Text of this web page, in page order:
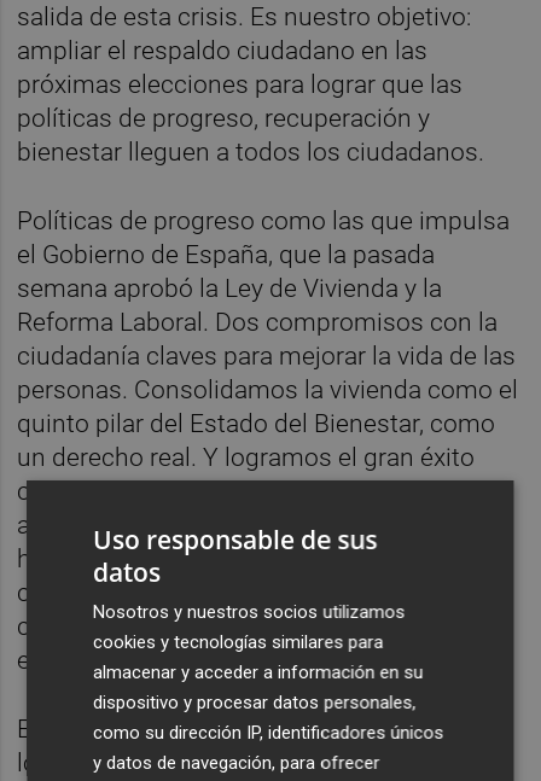
salida de esta crisis. Es nuestro objetivo:
ampliar el respaldo ciudadano en las
próximas elecciones para lograr que las
políticas de progreso, recuperación y
bienestar lleguen a todos los ciudadanos.
Políticas de progreso como las que impulsa
el Gobierno de España, que la pasada
semana aprobó la Ley de Vivienda y la
Reforma Laboral. Dos compromisos con la
ciudadanía claves para mejorar la vida de las
personas. Consolidamos la vivienda como el
quinto pilar del Estado del Bienestar, como
un derecho real. Y logramos el gran éxito
colectivo de aprobar la reforma laboral
acordada con sindicatos y patronal, una
herramienta fundamental para garantizar el
crecimiento económico del país gracias a la
consolidación de la creación de empleo
estable y de calidad.
Es el socialismo el que ha impulsado todos
los grandes avances de nuestra sociedad,
Uso responsable de sus
datos
Nosotros y nuestros socios utilizamos
cookies y tecnologías similares para
almacenar y acceder a información en su
dispositivo y procesar datos personales,
como su dirección IP, identificadores únicos
y datos de navegación, para ofrecer